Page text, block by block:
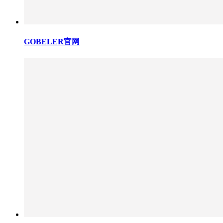
GOBELER官网